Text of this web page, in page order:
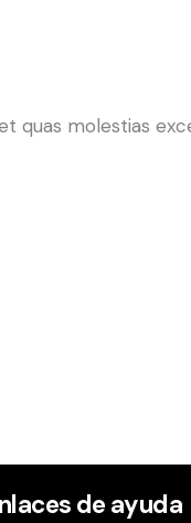
quas molestias
de ayuda